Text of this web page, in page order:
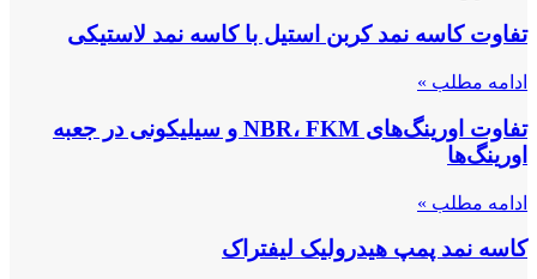
تفاوت کاسه نمد کربن استیل با کاسه نمد لاستیکی
ادامه مطلب »
تفاوت اورینگ‌های NBR، FKM و سیلیکونی در جعبه
اورینگ‌ها
ادامه مطلب »
کاسه نمد پمپ هیدرولیک لیفتراک